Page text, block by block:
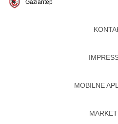
Gaziantep
MOBILNE